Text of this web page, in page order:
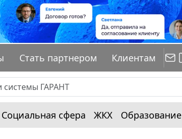
Стать партнером Клиентам
Социальная сфера ЖКХ Образование